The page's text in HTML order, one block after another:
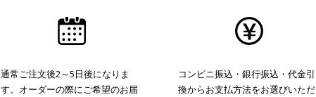
通常ご注文後2～5日後になりま
す。オーダーの際にご希望のお届
コンビニ振込・銀行振込・代金引
換からお支払方法をお選びいただ